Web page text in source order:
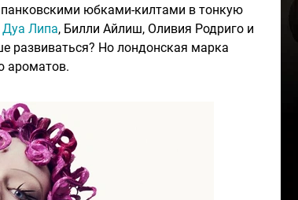
юбками-килтами в тонкую
Дуа Липа, Билли Айлиш, Оливия Родриго и
развиваться? Но лондонская марка
ароматов.